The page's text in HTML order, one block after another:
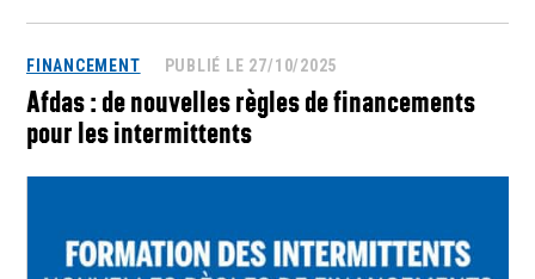
FINANCEMENT PUBLIÉ LE 27/10/2025
Afdas : de nouvelles règles de financements
pour les intermittents